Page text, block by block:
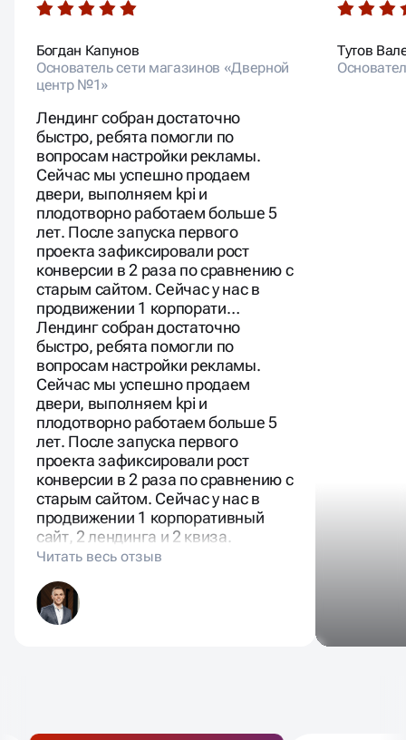
Богдан Капунов
Основатель сети магазинов «Дверной
центр №1»
Лендинг собран достаточно
быстро, ребята помогли по
вопросам настройки рекламы.
Сейчас мы успешно продаем
двери, выполняем kpi и
плодотворно работаем больше 5
лет. После запуска первого
проекта зафиксировали рост
конверсии в 2 раза по сравнению с
старым сайтом. Сейчас у нас в
продвижении 1 корпорати…
Лендинг собран достаточно
быстро, ребята помогли по
вопросам настройки рекламы.
Сейчас мы успешно продаем
двери, выполняем kpi и
плодотворно работаем больше 5
лет. После запуска первого
проекта зафиксировали рост
конверсии в 2 раза по сравнению с
старым сайтом. Сейчас у нас в
продвижении 1 корпоративный
сайт, 2 лендинга и 2 квиза.
Тутов